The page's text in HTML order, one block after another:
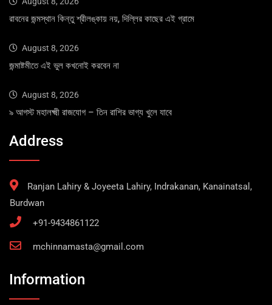
রাবনের জন্মস্থান কিন্তু শ্রীলঙ্কায় নয়, দিল্লির কাছের এই গ্রামে
August 8, 2026
জন্মাষ্টমীতে এই ভুল কখনোই করবেন না
August 8, 2026
৯ আগস্ট মহালক্ষ্মী রাজযোগ – তিন রাশির ভাগ্য খুলে যাবে
Address
Ranjan Lahiry & Joyeeta Lahiry, Indrakanan, Kanainatsal,
Burdwan
+91-9434861122
mchinnamasta@gmail.com
Information